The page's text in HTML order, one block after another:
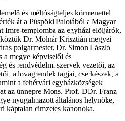
és méltóságteljes körmenettel
át a Püspöki Palotából a Magyar
Imre-templomba az egyházi elöljárók,
Dr. Molnár Krisztián megyei
polgármester, Dr. Simon László
a megye képviselői és
és rendvédelmi szervek vezetői, az
a lovagrendek tagjai, cserkészek, a
a fehérvári egyházközségek
az ünnepre Mons. Prof. DDr. Franz
nyugalmazott általános helynöke,
káptalan címzetes kanonoka.